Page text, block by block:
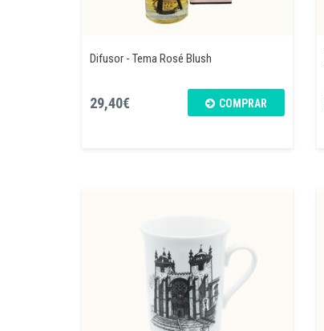
Difusor - Tema Rosé Blush
29,40€ COMPRAR